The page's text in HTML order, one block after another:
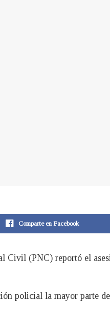
Comparte en Facebook
Civil (PNC) reportó el
policial la mayor parte